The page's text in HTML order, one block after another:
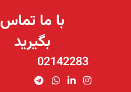
با ما تماس
بگیرید
02142283